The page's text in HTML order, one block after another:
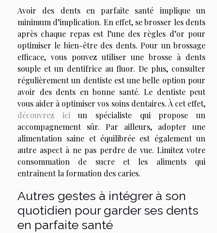
Avoir des dents en parfaite santé implique un
minimum d’implication. En effet, se brosser les dents
après chaque repas est l’une des règles d’or pour
optimiser le bien-être des dents. Pour un brossage
efficace, vous pouvez utiliser une brosse à dents
souple et un dentifrice au fluor. De plus, consulter
régulièrement un dentiste est une belle option pour
avoir des dents en bonne santé. Le dentiste peut
vous aider à optimiser vos soins dentaires. À cet effet,
découvrez iciun spécialiste qui propose un
accompagnement sûr. Par ailleurs, adopter une
alimentation saine et équilibrée est également un
autre aspect à ne pas perdre de vue. Limitez votre
consommation de sucre et les aliments qui
entraînent la formation des caries.
Autres gestes à intégrer à son
quotidien pour garder ses dents
en parfaite santé